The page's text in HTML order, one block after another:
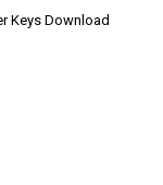
Keys Download